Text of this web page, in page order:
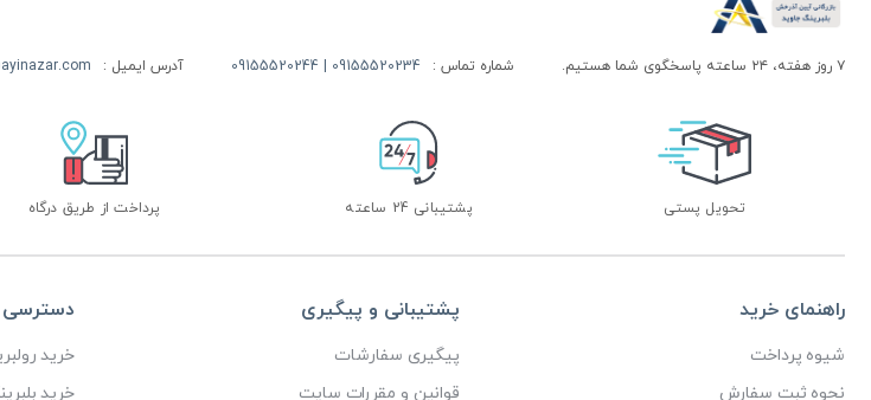
۷ روز هفته، ۲۴ ساعته پاسخگوی شما هستیم. شماره تماس : 09155520234 | 09155520244 آدرس ایمیل :
تحویل پستی پشتیبانی 24 ساعته پرداخت از طریق درگاه
راهنمای خرید
شیوه پرداخت
نحوه ثبت سفارش
پشتیبانی و پیگیری
پیگیری سفارشات
قوانین و مقررات سایت
خرید
خرید